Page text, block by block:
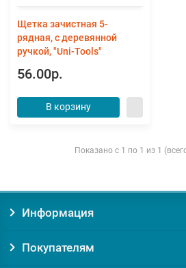
Щетка зачистная 5-
рядная, с деревянной
ручкой, "Uni-Tools"
56.00р.
В корзину
Показано с 1 по 1 из 1
Информация
Покупателям